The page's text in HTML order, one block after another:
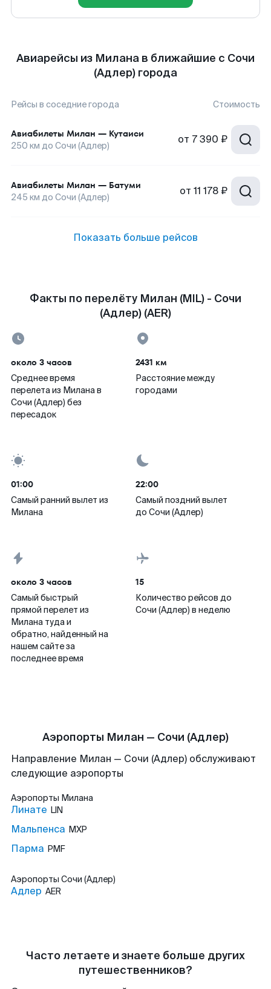
Авиарейсы из Милана в ближайшие с Сочи
(Адлер) города
Рейсы в соседние города Стоимость
Авиабилеты Милан — Кутаиси
250 км до Сочи (Адлер) от 7 390 ₽
Авиабилеты Милан — Батуми
245 км до Сочи (Адлер) от 11 178 ₽
Показать больше рейсов
Факты по перелёту Милан (MIL) - Сочи
(Адлер) (AER)
около 3 часов
Среднее время
перелета из Милана в
Сочи (Адлер) без
пересадок
2431 км
Расстояние между
городами
01:00
Самый ранний вылет из
Милана
22:00
Самый поздний вылет
до Сочи (Адлер)
около 3 часов
Самый быстрый
прямой перелет из
Милана туда и
обратно, найденный на
нашем сайте за
последнее время
15
Количество рейсов до
Сочи (Адлер) в неделю
Аэропорты Милан — Сочи (Адлер)
Направление Милан — Сочи (Адлер) обслуживают
следующие аэропорты
Аэропорты Милана
Линате LIN
Мальпенса MXP
Парма PMF
Аэропорты Сочи (Адлер)
Адлер AER
Часто летаете и знаете больше других
путешественников?